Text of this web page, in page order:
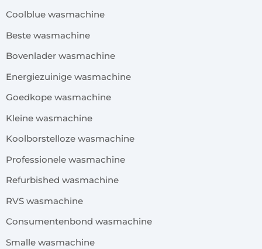
Coolblue wasmachine
Beste wasmachine
Bovenlader wasmachine
Energiezuinige wasmachine
Goedkope wasmachine
Kleine wasmachine
Koolborstelloze wasmachine
Professionele wasmachine
Refurbished wasmachine
RVS wasmachine
Consumentenbond wasmachine
Smalle wasmachine